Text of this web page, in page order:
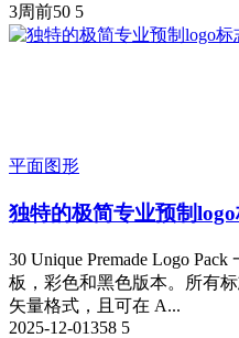
3周前50 5
平面图形
独特的极简专业预制
30 Unique Premade Logo
板，彩色和黑色版本。所有
矢量格式，且可在 A...
2025-12-01358 5